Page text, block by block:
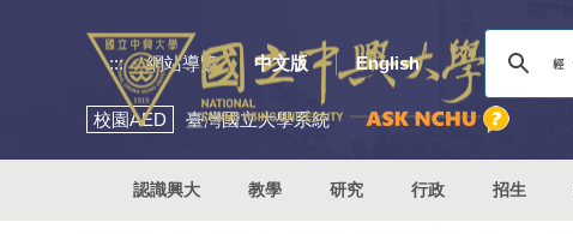
::: 網站導覽 中文版 English
校園AED 臺灣國立大學系統
認識興大 教學 研究 行政 招生